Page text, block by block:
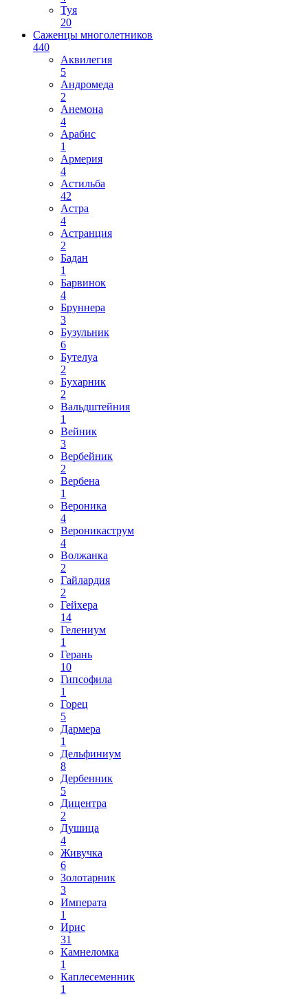
Туя
20
Саженцы многолетников
440
Аквилегия
5
Андромеда
2
Анемона
4
Арабис
1
Армерия
4
Астильба
42
Астра
4
Астранция
2
Бадан
1
Барвинок
4
Бруннера
3
Бузульник
6
Бутелуа
2
Бухарник
2
Вальдштейния
1
Вейник
3
Вербейник
2
Вербена
1
Вероника
4
Вероникаструм
4
Волжанка
2
Гайлардия
2
Гейхера
14
Гелениум
1
Герань
10
Гипсофила
1
Горец
5
Дармера
1
Дельфиниум
8
Дербенник
5
Дицентра
2
Душица
4
Живучка
6
Золотарник
3
Императа
1
Ирис
31
Камнеломка
1
Каплесеменник
1